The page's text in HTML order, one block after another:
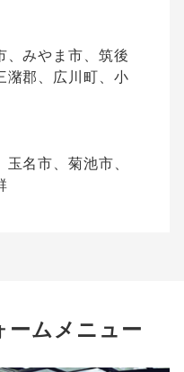
、みやま市、筑後
潴郡、広川町、小
名市、菊池市、
ームメニュー